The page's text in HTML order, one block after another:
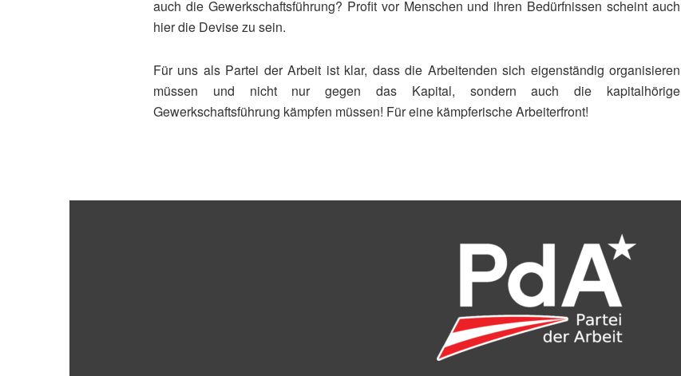
auch die Gewerkschaftsführung? Profit vor Menschen und ihren Bedürfnissen scheint auch
hier die Devise zu sein.
Für uns als Partei der Arbeit ist klar, dass die Arbeitenden sich eigenständig organisieren
müssen und nicht nur gegen das Kapital, sondern auch die kapitalhörige
Gewerkschaftsführung kämpfen müssen! Für eine kämpferische Arbeiterfront!